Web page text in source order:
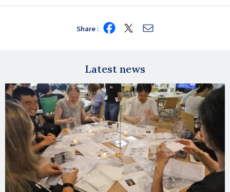
Share Share
on
Share
on
Share
via
Latest news